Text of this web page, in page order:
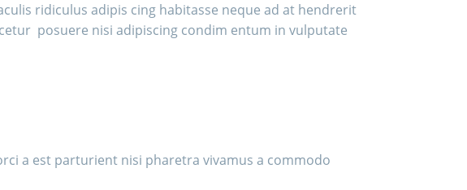
ridiculus adipis cing habitasse neque ad at hendrerit
posuere nisi adipiscing condim entum in vulputate
a est parturient nisi pharetra vivamus a commodo